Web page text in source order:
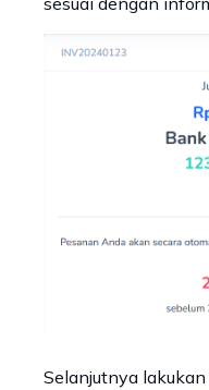
Selanjutnya